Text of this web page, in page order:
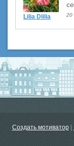
Lilia Dlilia 20
Создать мотиватор